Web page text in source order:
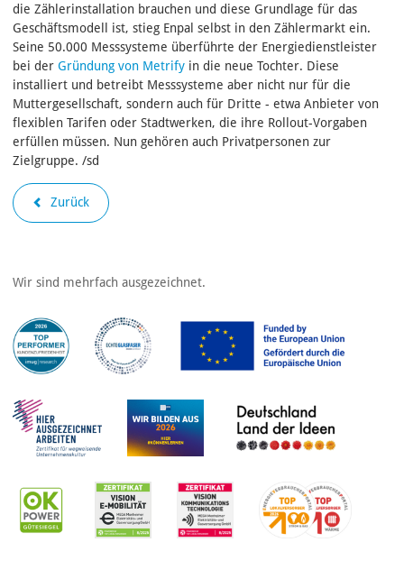
die Zählerinstallation brauchen und diese Grundlage für das
Geschäftsmodell ist, stieg Enpal selbst in den Zählermarkt ein.
Seine 50.000 Messsysteme überführte der Energiedienstleister
bei der Gründung von Metrify in die neue Tochter. Diese
installiert und betreibt Messsysteme aber nicht nur für die
Muttergesellschaft, sondern auch für Dritte - etwa Anbieter von
flexiblen Tarifen oder Stadtwerken, die ihre Rollout-Vorgaben
erfüllen müssen. Nun gehören auch Privatpersonen zur
Zielgruppe. /sd
Zurück
Wir sind mehrfach ausgezeichnet.